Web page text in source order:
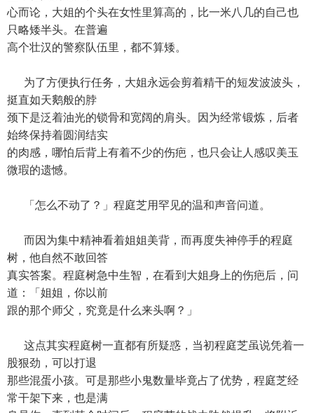
心而论，大姐的个头在女性里算高的，比一米八几的自己也
只略矮半头。在普遍
高个壮汉的警察队伍里，都不算矮。
为了方便执行任务，大姐永远会剪着精干的短发波波头，
挺直如天鹅般的脖
颈下是泛着油光的锁骨和宽阔的肩头。因为经常锻炼，后者
始终保持着圆润结实
的肉感，哪怕后背上有着不少的伤疤，也只会让人感叹美玉
微瑕的遗憾。
「怎么不动了？」程庭芝用罕见的温和声音问道。
而因为集中精神看着姐姐美背，而再度失神停手的程庭
树，他自然不敢回答
真实答案。程庭树急中生智，在看到大姐身上的伤疤后，问
道：「姐姐，你以前
跟的那个师父，究竟是什么来头啊？」
这点其实程庭树一直都有所疑惑，当初程庭芝虽说凭着一
股狠劲，可以打退
那些混蛋小孩。可是那些小鬼数量毕竟占了优势，程庭芝经
常干架下来，也是满